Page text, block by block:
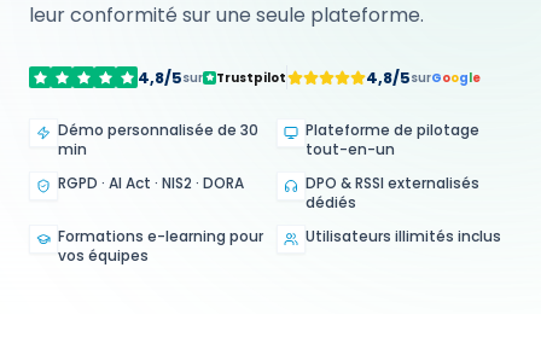
leur conformité sur une seule plateforme.
4,8/5sur Trustpilot 4,8/5surGoogle
Démo personnalisée de 30
min
Plateforme de pilotage
tout-en-un
RGPD · AI Act · NIS2 · DORA
DPO & RSSI externalisés
dédiés
Formations e-learning pour
vos équipes
Utilisateurs illimités inclus